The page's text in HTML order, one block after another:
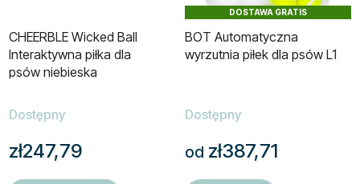
CHEERBLE Wicked Ball
Interaktywna piłka dla
psów niebieska
Dostępny
zł247,79
DOSTAWA GRATIS
BOT Automatyczna
wyrzutnia piłek dla psów L1
Dostępny
od zł387,71